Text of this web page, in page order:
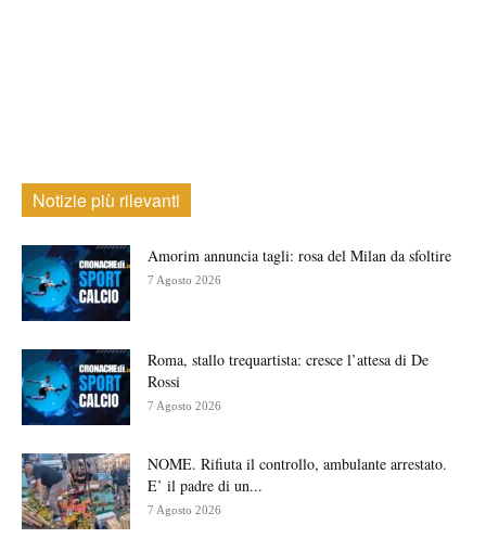
Notizie più rilevanti
Amorim annuncia tagli: rosa del Milan da sfoltire
7 Agosto 2026
Roma, stallo trequartista: cresce l’attesa di De
Rossi
7 Agosto 2026
NOME. Rifiuta il controllo, ambulante arrestato.
E’ il padre di un...
7 Agosto 2026